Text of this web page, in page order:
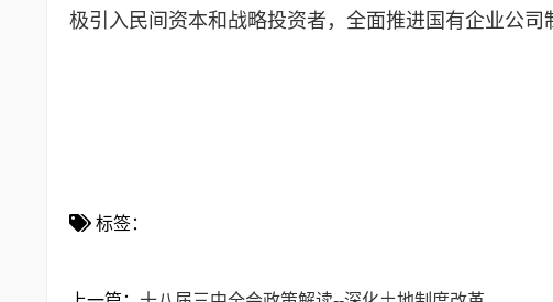
极引入民间资本和战略投资者，全面推进国有企业公司
标签：